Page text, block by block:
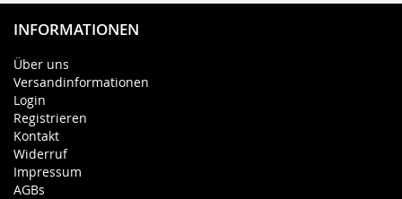
INFORMATIONEN
Über uns
Versandinformationen
Login
Registrieren
Kontakt
Widerruf
Impressum
AGBs